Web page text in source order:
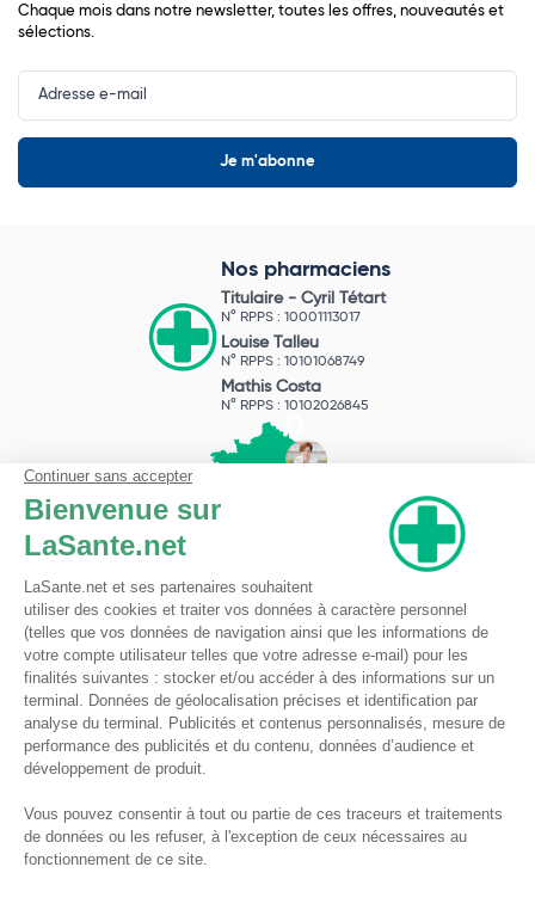
Chaque mois dans notre newsletter, toutes les offres, nouveautés et
sélections.
Input
Newsletter
Nos pharmaciens
Titulaire - Cyril Tétart
N° RPPS : 10001113017
Louise Talleu
N° RPPS : 10101068749
Mathis Costa
N° RPPS : 10102026845
Pharmacie du Bizet
Licence ARS : 590009874
Licence Ordinale : 126921
49 boulevard Bizet
59650 Villeneuve d'Ascq
Contactez-nous !
Pharmacie en ligne autorisée à vendre des médicaments depuis le 17 avril 2013